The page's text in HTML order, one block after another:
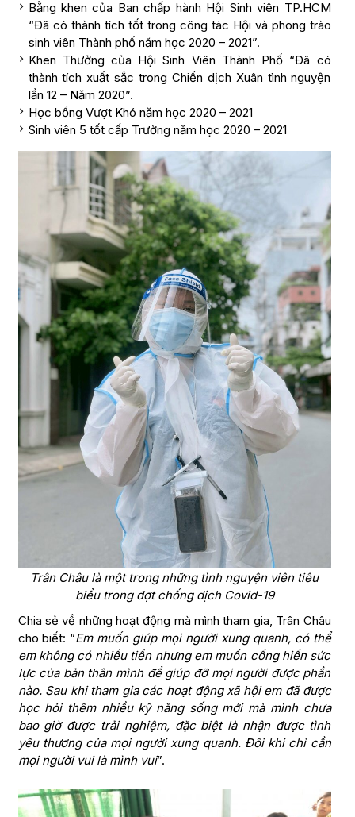
Bằng khen của Ban chấp hành Hội Sinh viên TP.HCM
“Đã có thành tích tốt trong công tác Hội và phong trào
sinh viên Thành phố năm học 2020 – 2021”.
Khen Thưởng của Hội Sinh Viên Thành Phố “Đã có
thành tích xuất sắc trong Chiến dịch Xuân tình nguyện
lần 12 – Năm 2020”.
Học bổng Vượt Khó năm học 2020 – 2021
Sinh viên 5 tốt cấp Trường năm học 2020 – 2021
Trân Châu là một trong những tình nguyện viên tiêu
biểu trong đợt chống dịch Covid-19
Chia sẻ về những hoạt động mà mình tham gia, Trân Châu
cho biết: “Em muốn giúp mọi người xung quanh, có thể
em không có nhiều tiền nhưng em muốn cống hiến sức
lực của bản thân mình để giúp đỡ mọi người được phần
nào. Sau khi tham gia các hoạt động xã hội em đã được
học hỏi thêm nhiều kỹ năng sống mới mà mình chưa
bao giờ được trải nghiệm, đặc biệt là nhận được tình
yêu thương của mọi người xung quanh. Đôi khi chỉ cần
mọi người vui là mình vui”.